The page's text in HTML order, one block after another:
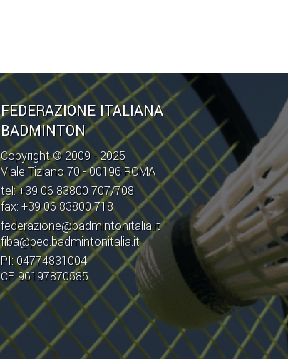
FEDERAZIONE ITALIANA
BADMINTON
Copyright © 2009 - 2025
Viale Tiziano 70 - 00196 ROMA
tel: +39 06 83800 707/708
fax: +39 06 83800 718
federazione@badmintonitalia.it
fiba@pec.badmintonitalia.it
PI: 04774831004
CF: 96197870585